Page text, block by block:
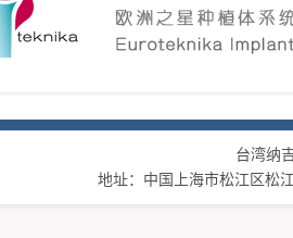
台湾纳
地址：中国上海市松江区